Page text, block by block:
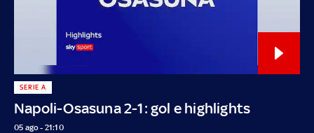
Napoli-Osasuna 2-1: gol e highlights
SERIE A
05 ago - 21:10